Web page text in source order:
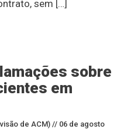
sem […]
sobre
em
de ACM) // 06 de agosto